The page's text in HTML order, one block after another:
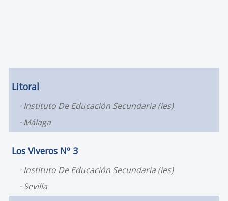
Litoral
Instituto De Educación Secundaria (ies)
Málaga
Los Viveros Nº 3
Instituto De Educación Secundaria (ies)
Sevilla